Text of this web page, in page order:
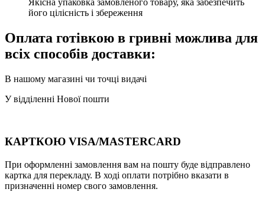
його цілісність і збереження
Оплата готівкою в гривні можлива для
всіх способів доставки:
В нашому магазині чи точці видачі
У відділенні Нової пошти
КАРТКОЮ VISA/MASTERCARD
При оформленні замовлення вам на пошту буде відправлено
картка для перекладу. В ході оплати потрібно вказати в
призначенні номер свого замовлення.